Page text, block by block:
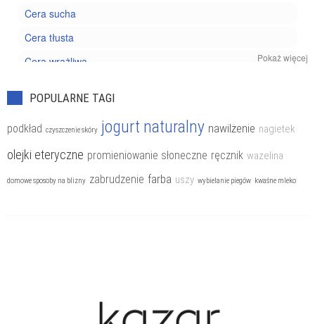
Cera sucha
Cera tłusta
Cera wrażliwa
Pokaż więcej
POPULARNE TAGI
podkład czyszczenie skóry jogurt naturalny nawilżenie nagietek
olejki eteryczne promieniowanie słoneczne ręcznik wazelina
domowe sposoby na blizny zabrudzenie farba uszy wybielanie piegów kwaśne mleko